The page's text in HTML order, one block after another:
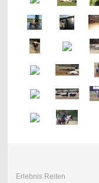
Erlebnis Reiten